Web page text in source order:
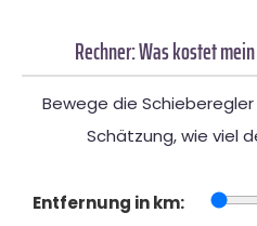
Rechner: Was kostet
Bewege die
Schätzung, wie viel
Entfernung in km: